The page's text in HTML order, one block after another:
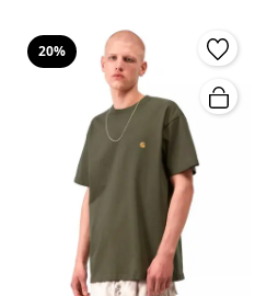
20%